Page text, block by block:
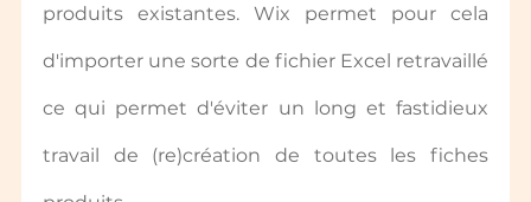
produits existantes. Wix permet pour cela
d'importer une sorte de fichier Excel retravaillé
ce qui permet d'éviter un long et fastidieux
travail de (re)création de toutes les fiches